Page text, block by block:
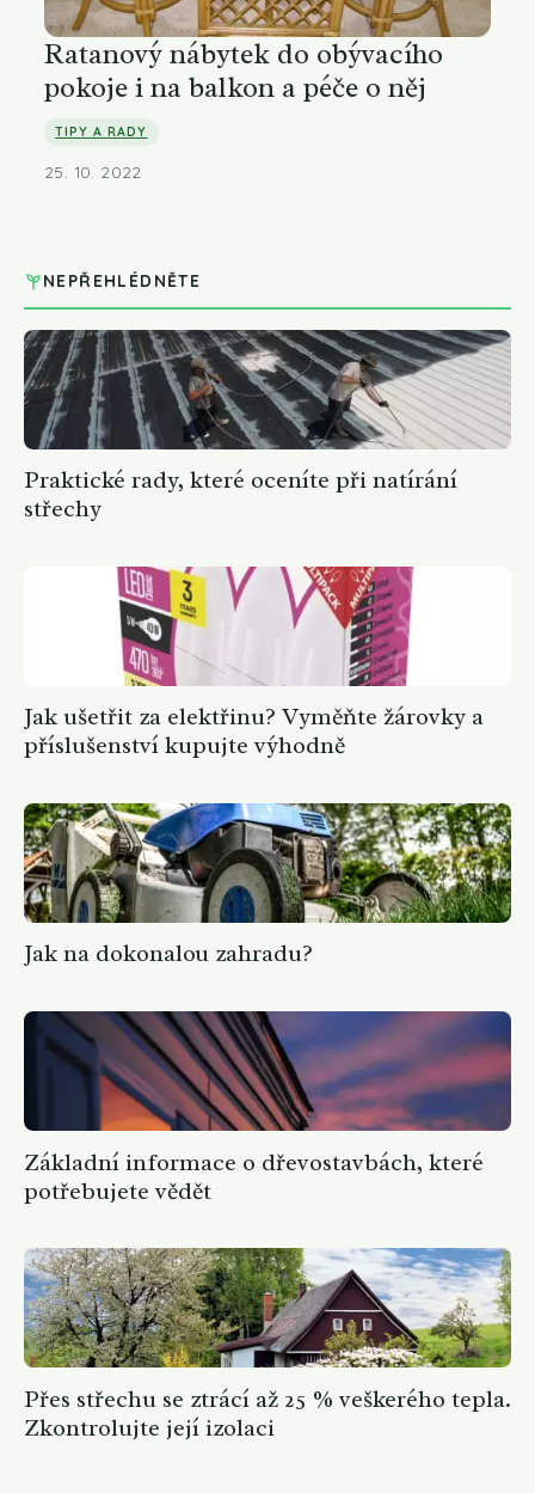
Ratanový nábytek do obývacího
pokoje i na balkon a péče o něj
TIPY A RADY
25. 10. 2022
NEPŘEHLÉDNĚTE
Praktické rady, které oceníte při natírání
střechy
Jak ušetřit za elektřinu? Vyměňte žárovky a
příslušenství kupujte výhodně
Jak na dokonalou zahradu?
Základní informace o dřevostavbách, které
potřebujete vědět
Přes střechu se ztrácí až 25 % veškerého tepla.
Zkontrolujte její izolaci